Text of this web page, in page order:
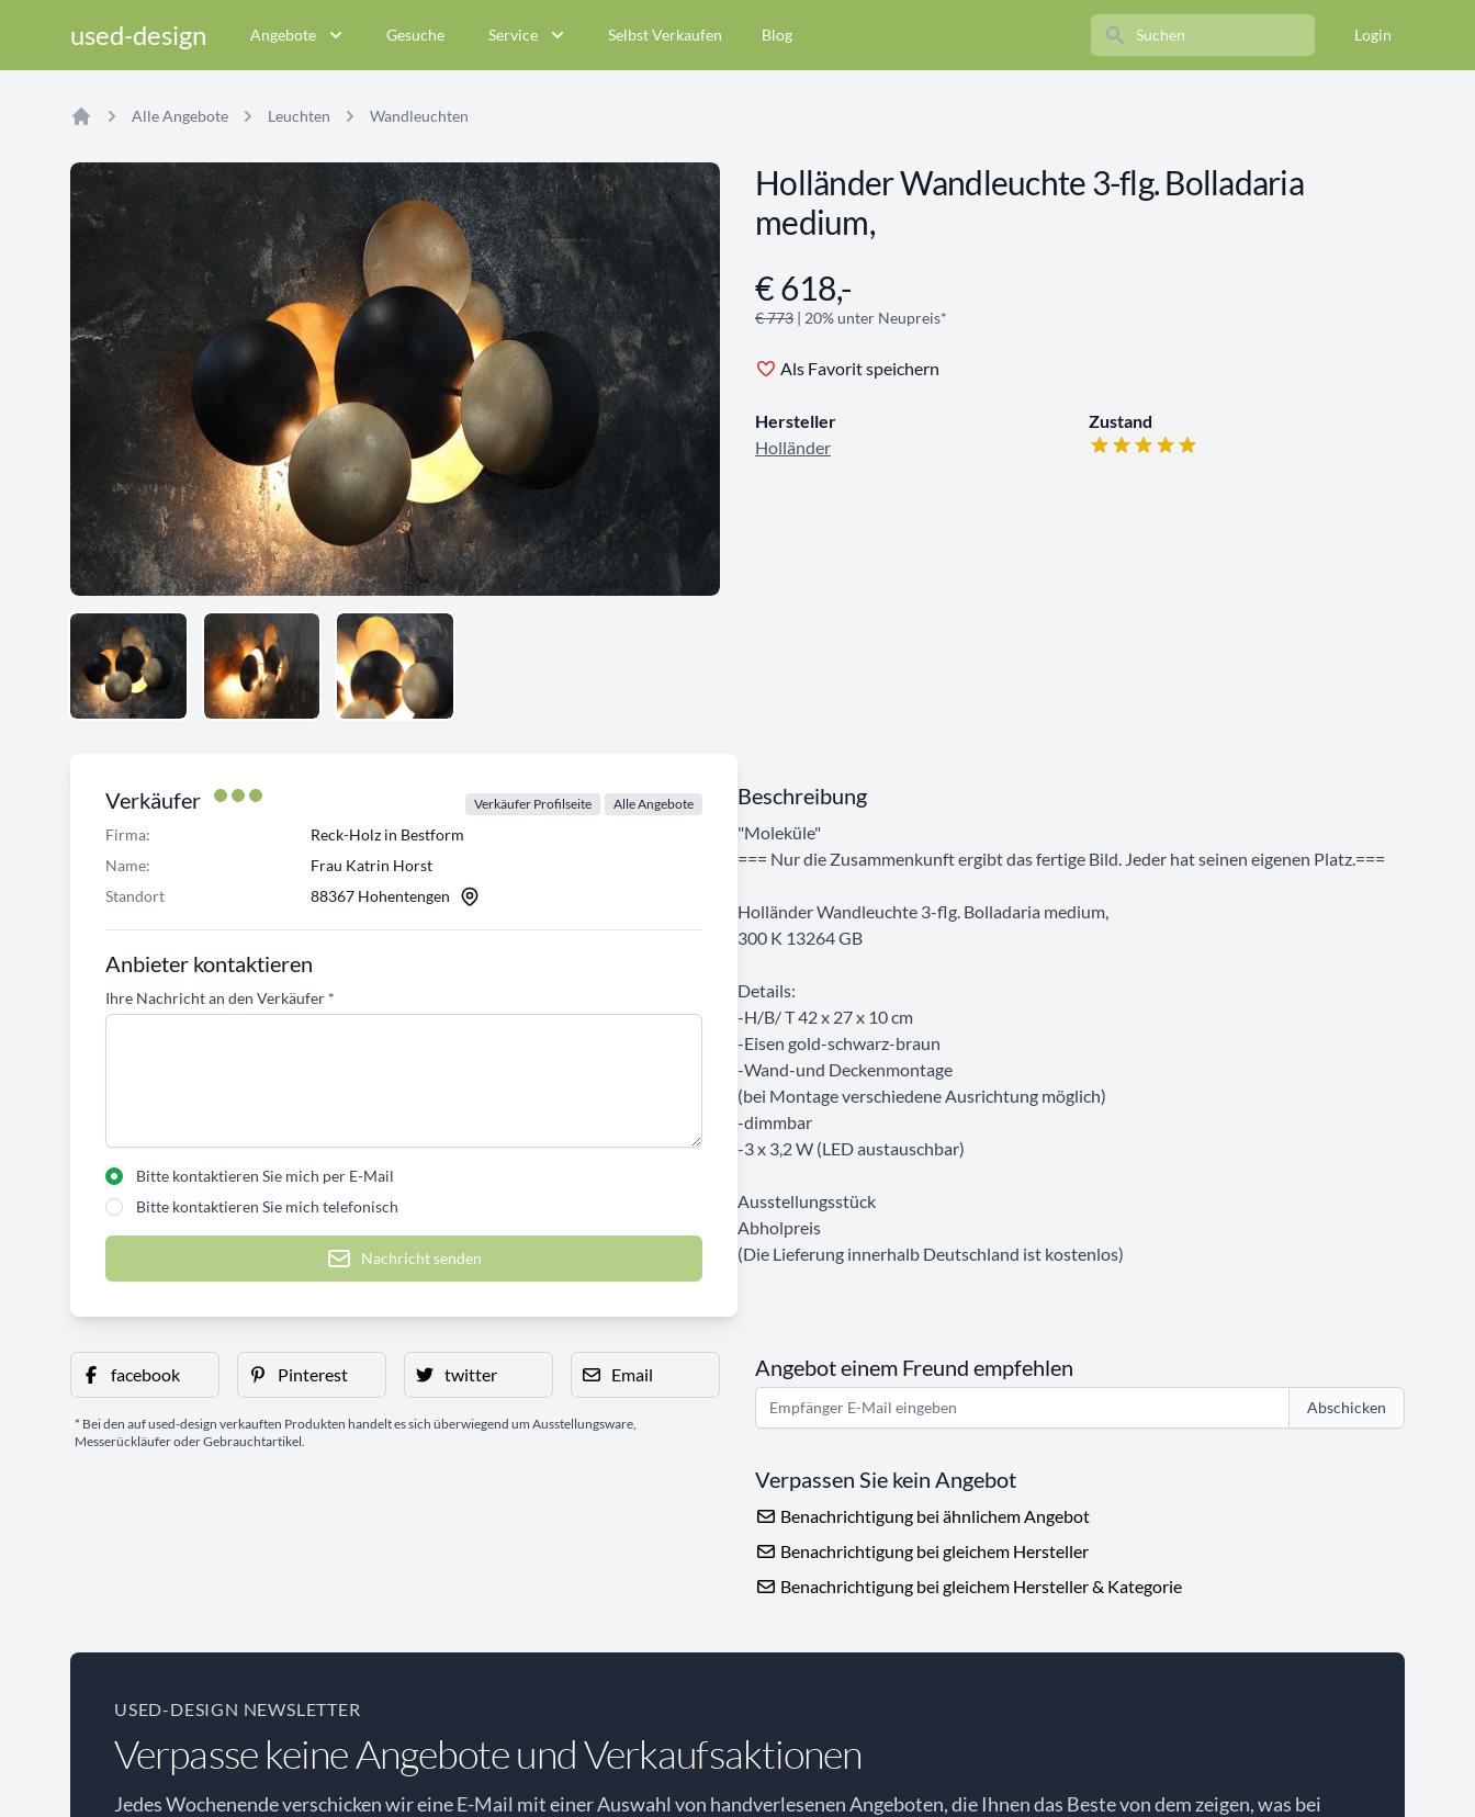
used-design Angebote Gesuche Service Selbst Verkaufen Blog Search Login
Alle Angebote Leuchten Wandleuchten
Holländer Wandleuchte 3-flg. Bolladaria
medium,
Angebotsinformationen
€ 618,-
€ 773 | 20% unter Neupreis*
Als Favorit speichern
Hersteller
Holländer
Zustand
Verkäufer Verkäufer Profilseite Alle Angebote
Firma:
Reck-Holz in Bestform
Name:
Frau Katrin Horst
Standort
88367 Hohentengen
Anbieter kontaktieren
Ihre Nachricht an den Verkäufer *
Bitte kontaktieren Sie mich per E-Mail
Bitte kontaktieren Sie mich telefonisch
Nachricht senden
Beschreibung
"Moleküle"
=== Nur die Zusammenkunft ergibt das fertige Bild. Jeder hat seinen eigenen Platz.===
Holländer Wandleuchte 3-flg. Bolladaria medium,
300 K 13264 GB
Details:
-H/B/ T 42 x 27 x 10 cm
-Eisen gold-schwarz-braun
-Wand-und Deckenmontage
(bei Montage verschiedene Ausrichtung möglich)
-dimmbar
-3 x 3,2 W (LED austauschbar)
Ausstellungsstück
Abholpreis
(Die Lieferung innerhalb Deutschland ist kostenlos)
facebook Pinterest twitter Email
* Bei den auf used-design verkauften Produkten handelt es sich überwiegend um Ausstellungsware,
Messerückläufer oder Gebrauchtartikel.
Angebot einem Freund empfehlen
Abschicken
Verpassen Sie kein Angebot
Benachrichtigung bei ähnlichem Angebot
Benachrichtigung bei gleichem Hersteller
Benachrichtigung bei gleichem Hersteller & Kategorie
USED-DESIGN NEWSLETTER
Verpasse keine Angebote und Verkaufsaktionen
Jedes Wochenende verschicken wir eine E-Mail mit einer Auswahl von handverlesenen Angeboten, die Ihnen das Beste von dem zeigen, was bei